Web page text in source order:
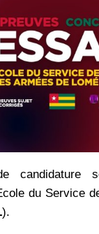
candidature
du Service
).